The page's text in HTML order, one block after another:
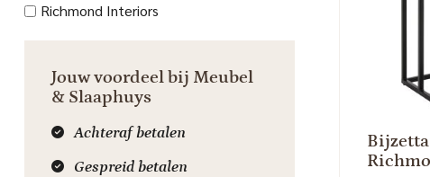
Richmond Interiors
Jouw voordeel bij Meubel
& Slaaphuys
Achteraf betalen
Gespreid betalen